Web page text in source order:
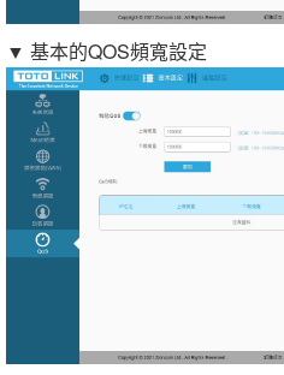
▼ 基本的QOS頻寬設定